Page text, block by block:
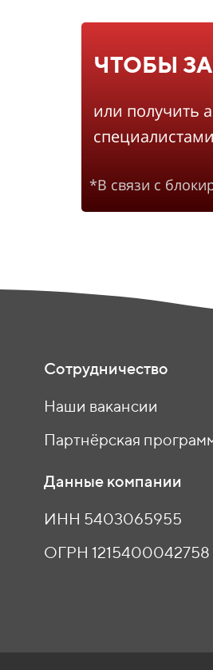
ЧТОБЫ
или получить
*В связи с
Сотрудничество
Наши вакансии
Партнёрская
Данные компании
ИНН 5403065955
ОГРН 1215400042758